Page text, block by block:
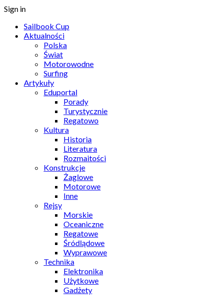
Sign in
Sailbook Cup
Aktualności
Polska
Świat
Motorowodne
Surfing
Artykuły
Eduportal
Porady
Turystycznie
Regatowo
Kultura
Historia
Literatura
Rozmaitości
Konstrukcje
Żaglowe
Motorowe
Inne
Rejsy
Morskie
Oceaniczne
Regatowe
Śródlądowe
Wyprawowe
Technika
Elektronika
Użytkowe
Gadżety